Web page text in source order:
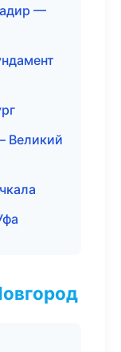
—
Великий